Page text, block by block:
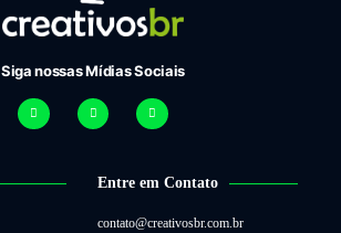
Siga nossas Mídias Sociais
Entre em Contato
contato@creativosbr.com.br